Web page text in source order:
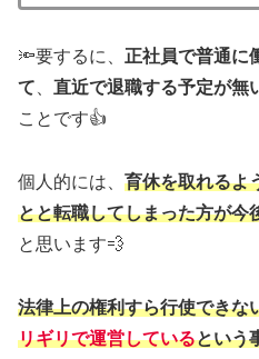
🔦要するに、 正社員で普通に
て、 直近で退職する予定が無
ことです👍
個人的には、 育休を取れるよ
とと転職してしまった方が今
と思います💨
法律上の権利すら行使できな
リギリで運営しているという